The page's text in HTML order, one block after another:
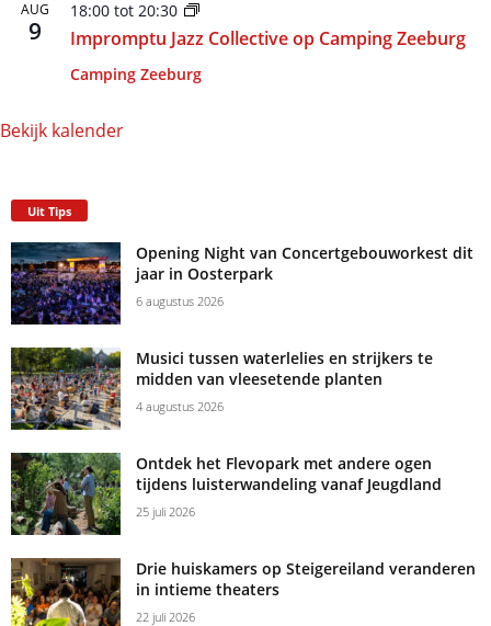
AUG
9
18:00 tot 20:30
Impromptu Jazz Collective op Camping Zeeburg
Camping Zeeburg
Bekijk kalender
Uit Tips
Opening Night van Concertgebouworkest dit
jaar in Oosterpark
6 augustus 2026
Musici tussen waterlelies en strijkers te
midden van vleesetende planten
4 augustus 2026
Ontdek het Flevopark met andere ogen
tijdens luisterwandeling vanaf Jeugdland
25 juli 2026
Drie huiskamers op Steigereiland veranderen
in intieme theaters
22 juli 2026